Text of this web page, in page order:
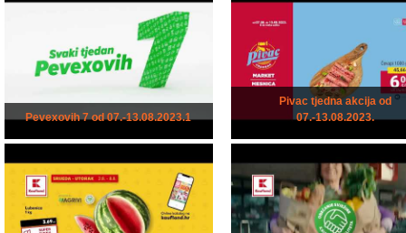
Pevexovih 7 od 07.-13.08.2023.1
Pivac tjedna akcija od
07.-13.08.2023.